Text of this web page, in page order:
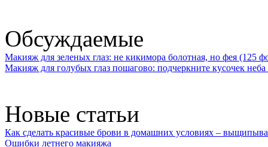
Обсуждаемые
Макияж для зеленых глаз: не кикимора болотная, но фея (125
Макияж для голубых глаз пошагово: подчеркните кусочек
Новые статьи
Как сделать красивые брови в домашних условиях –
Ошибки летнего макияжа